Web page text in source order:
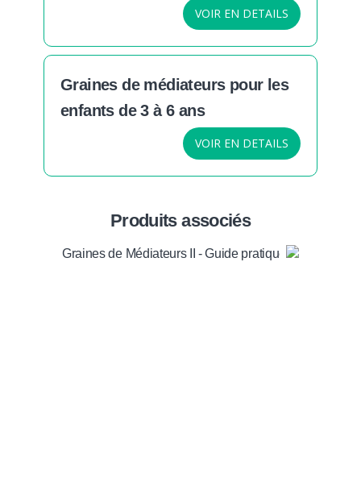
VOIR EN DETAILS
Graines de médiateurs pour les
enfants de 3 à 6 ans
VOIR EN DETAILS
Produits associés
Graines de Médiateurs II - Guide pratique